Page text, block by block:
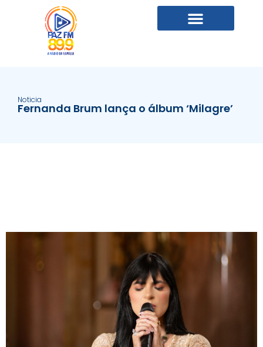
Noticia
Fernanda Brum lança o álbum ‘Milagre’